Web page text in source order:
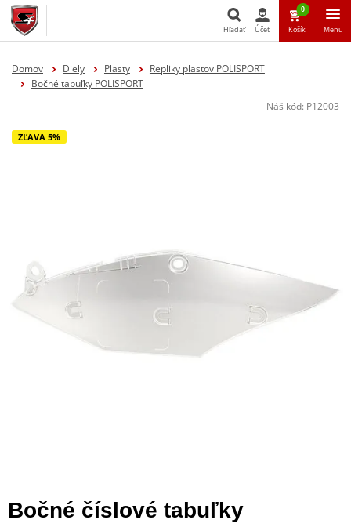
Hľadať Účet
0
Košík Menu
Domov Diely Plasty
Repliky plastov POLISPORT
Bočné tabuľky POLISPORT
Náš kód: P12003
ZĽAVA 5%
Bočné číslové tabuľky